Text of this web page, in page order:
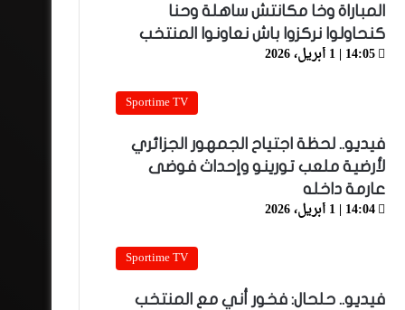
المباراة وخا مكانتش ساهلة وحنا
كنحاولوا نركزوا باش نعاونوا المنتخب
14:05 | 1 أبريل، 2026
Sportime TV
فيديو.. لحظة اجتياح الجمهور الجزائري
لأرضية ملعب تورينو وإحداث فوضى
عارمة داخله
14:04 | 1 أبريل، 2026
Sportime TV
فيديو.. حلحال: فخور أني مع المنتخب